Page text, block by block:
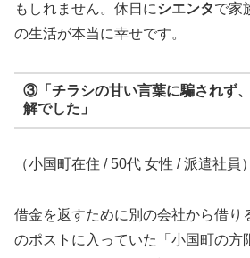
もしれません。休日にシエンタで家
の生活が本当に幸せです。
③「チラシの甘い言葉に騙されず
解でした」
（小国町在住 / 50代 女性 / 派遣社員）
借金を返すために別の会社から借り
のポストに入っていた「小国町の方